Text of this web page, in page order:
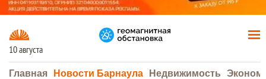
10 августа
Главная Новости Барнаула Недвижимость